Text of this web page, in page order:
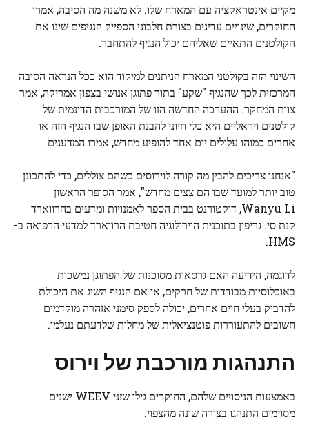
מקיים אינטראקציה עם המארח שלו. לא משנה מה הסיבה, אמרו
החוקרים, שינויים עדינים בצורת חלבוני הספייק הנגיפים שינו את
הקולטנים התאיים שאליהם יכול הנגיף להתחבר.
השינוי הזה בקולטני המארח הניתנים למיקוד הוא ככל הנראה הסיבה
המרכזית לכך שהנגיף "שקע" בתור פתוגן אנושי בצפון אמריקה, אמר
צוות המחקר. ההערכה החדשה הזו של המורכבות הדינמית של
קולטנים ויראליים היא כלי חיוני להבנת האופן שבו הנגיף הזה או
אחרים כמוהו עלולים יום אחד להופיע מחדש, אמרו המדענים.
"אנחנו צריכים להבין מה קורה לוירוסים כשהם צוללים, כדי להתכונן
טוב יותר למועד שבו הם צצים מחדש", אמר הסופר הראשון
Wanyu Li, דוקטורנט בבית הספר לאמנויות ומדעים בהרווארד
קנת סי. גריפין בתוכנית הוירולוגיה חטיבת הרווארד למדעי הרפואה ב-
HMS.
לדוגמה, הידיעה האם גרסאות מסוכנות של הפתוגן נמשכות
באוכלוסיות מבודדות של חרקים, או אם הנגיף השיג את היכולת
להדביק בעלי חיים אחרים, יכולה לספק סימני אזהרה מוקדמים
חשובים להתעוררות פוטנציאלית של מחלות שלדעתם נעלמו.
התנהגות מורכבת של וירוס
באמצעות הניסויים שלהם, החוקרים גילו שזני WEEV ישנים
מסוימים התנהגו בצורה שונה מהצפוי.